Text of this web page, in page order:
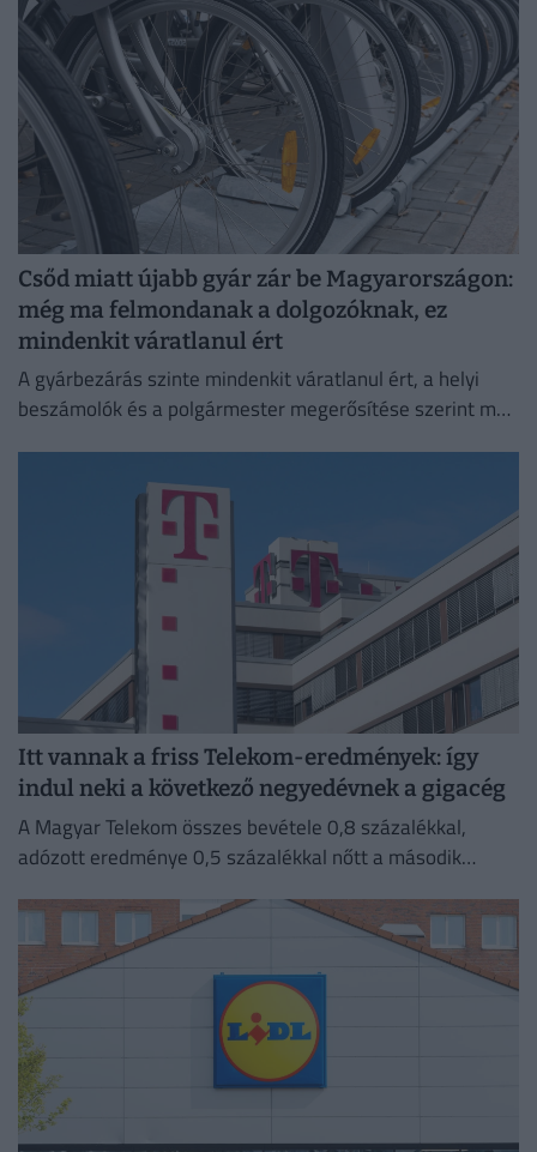
Csőd miatt újabb gyár zár be Magyarországon:
még ma felmondanak a dolgozóknak, ez
mindenkit váratlanul ért
A gyárbezárás szinte mindenkit váratlanul ért, a helyi
beszámolók és a polgármester megerősítése szerint még
Itt vannak a friss Telekom-eredmények: így
indul neki a következő negyedévnek a gigacég
A Magyar Telekom összes bevétele 0,8 százalékkal,
adózott eredménye 0,5 százalékkal nőtt a második